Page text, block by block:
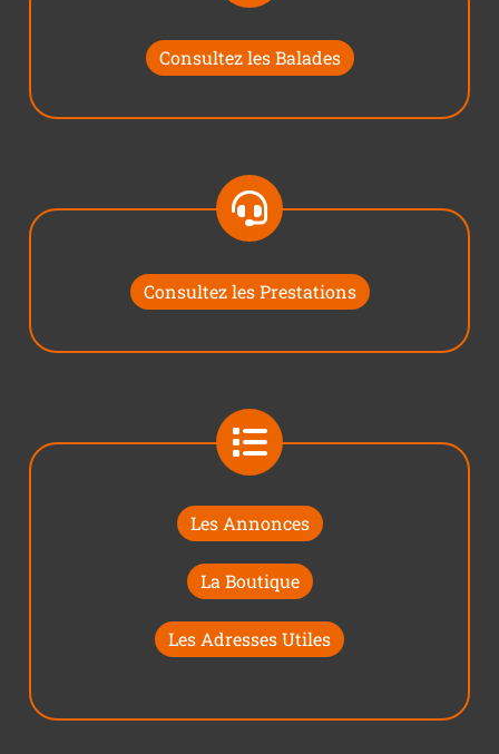
Consultez les Balades
Consultez les Prestations
Les Annonces
La Boutique
Les Adresses Utiles